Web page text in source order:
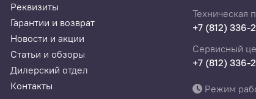
Реквизиты
Гарантии и возврат
Новости и акции
Статьи и обзоры
Дилерский отдел
Контакты
Техническая
+7 (812) 336-
Сервисный
+7 (812) 336-
Режим